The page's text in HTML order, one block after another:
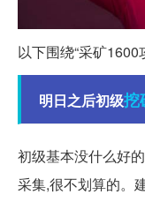
以下围绕“采矿
明日之后初级挖
初级基本没什么好
采集,很不划算的。